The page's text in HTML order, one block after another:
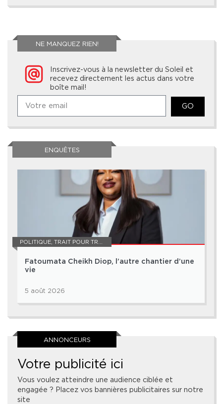
NE MANQUEZ RIEN!
Inscrivez-vous à la newsletter du Soleil et
recevez directement les actus dans votre
boîte mail!
GO
ENQUÊTES
POLITIQUE, TRAIT POUR TRAIT
Fatoumata Cheikh Diop, l’autre chantier d’une
vie
5 août 2026
ANNONCEURS
Votre publicité ici
Vous voulez atteindre une audience ciblée et
engagée ? Placez vos bannières publicitaires sur notre
site